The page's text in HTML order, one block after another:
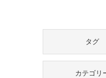
タグ
カテゴリ